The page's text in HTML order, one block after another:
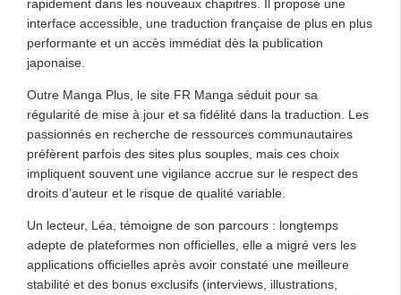
rapidement dans les nouveaux chapitres. Il propose une
interface accessible, une traduction française de plus en plus
performante et un accès immédiat dès la publication
japonaise.
Outre Manga Plus, le site FR Manga séduit pour sa
régularité de mise à jour et sa fidélité dans la traduction. Les
passionnés en recherche de ressources communautaires
préfèrent parfois des sites plus souples, mais ces choix
impliquent souvent une vigilance accrue sur le respect des
droits d’auteur et le risque de qualité variable.
Un lecteur, Léa, témoigne de son parcours : longtemps
adepte de plateformes non officielles, elle a migré vers les
applications officielles après avoir constaté une meilleure
stabilité et des bonus exclusifs (interviews, illustrations,